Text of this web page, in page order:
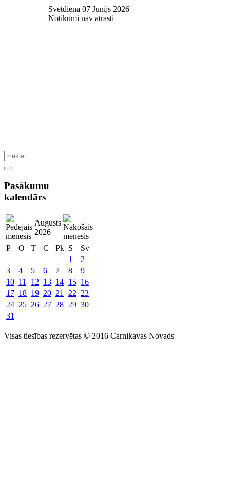
Svētdiena 07 Jūnijs 2026
Notikumi nav atrasti
Pasākumu
kalendārs
Augusts
2026
P
O T C Pk S
Sv
1
2
3
4 5 6 7 8
9
10 11 12 13 14 15 16
17 18 19 20 21 22 23
24 25 26 27 28 29 30
31
Visas tiesības rezervētas © 2016 Carnikavas Novads